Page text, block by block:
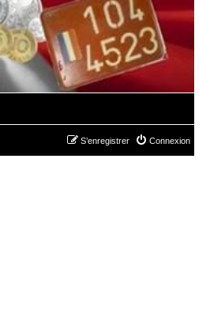
Connexion
S’enregistrer